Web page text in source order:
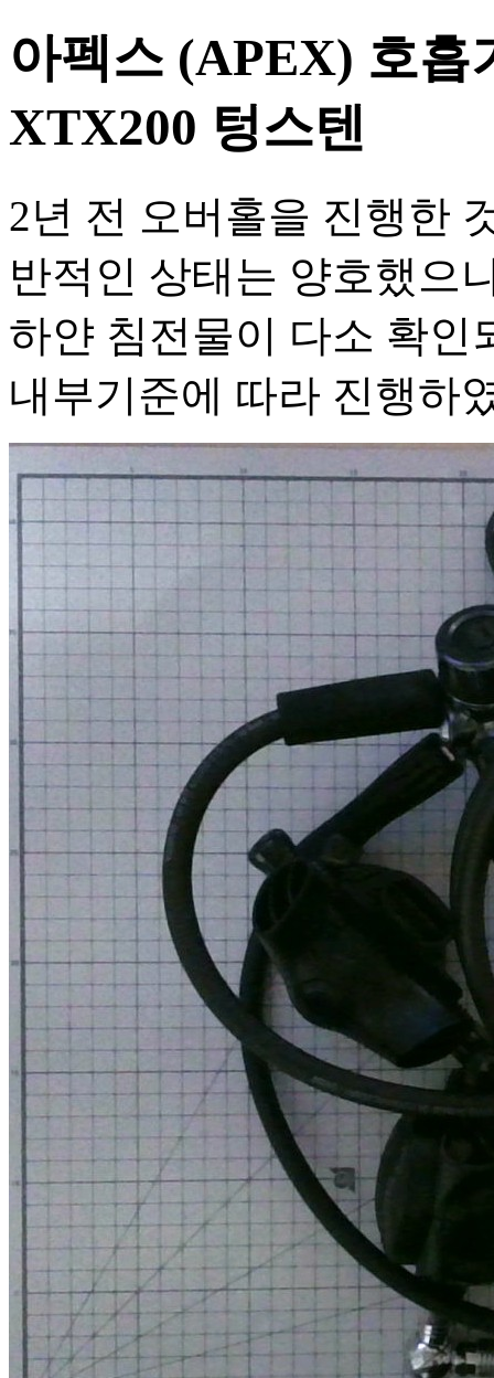
아펙스 (APEX) 호흡
XTX200 텅스텐
2년 전 오버홀을 진행한
반적인 상태는 양호했으
하얀 침전물이 다소 확인
내부기준에 따라 진행하